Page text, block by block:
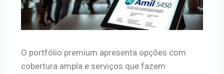
O portfólio premium apresenta opções com
cobertura ampla e serviços que fazem